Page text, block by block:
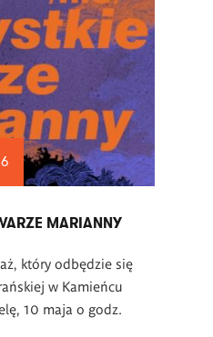
MARIANNY
który odbędzie się
w Kamieńcu
10 maja o godz.